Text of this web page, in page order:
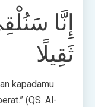
إِنَّا
ثَقِيلًا
kapadamu
(QS. Al-